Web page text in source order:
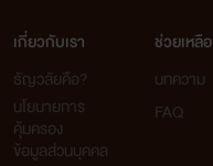
เกี่ยวกับเรา
ธัญวลัยคือ?
นโยบายการ
คุ้มครอง
ข้อมูลส่วนบุคคล
ช่วยเหลือ
บทความ
FAQ